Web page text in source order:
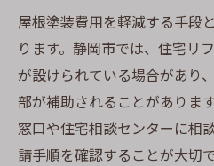
屋根塗装費用を軽減する手段
ります。静岡市では、住宅リ
が設けられている場合があり
部が補助されることがありま
窓口や住宅相談センターに相
請手順を確認することが大切